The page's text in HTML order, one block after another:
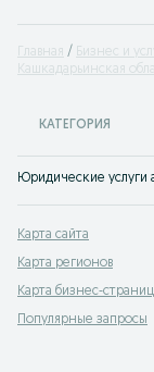
Главная Бизнес и
Кашкадарьинская
КАТЕГОРИЯ
Юридические услуги
Карта сайта
Карта регионов
Карта бизнес-
Популярные запросы